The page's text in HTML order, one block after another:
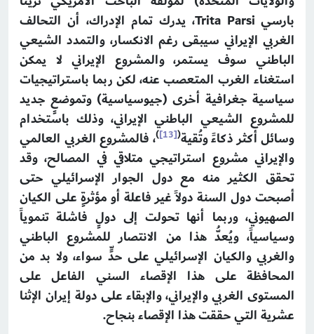
بارسي Trita Parsi، يدرك تمام الإدراك، أن التحالف
الغربي الإيراني سيبقى رغم الانكسار، والتمدد الشيعي
الباطني سوف يستمر، والمشروع الإيراني لا يمكن
استغناء الغرب المتعصب عنه، لكن ربما باستراتيجيات
سياسية جغرافية أخرى (جيوسياسية) وتموضعٍ جديد
للمشروع الشيعي الباطني الإيراني، وذلك باستخدام
وسائل أكثر ذكاءً وتُقية(
[13]
)، فالمشروع الغربي العالمي
والإيراني مشروع استراتيجي متلاقي في المصالح، وقد
تحقق الكثير منه مع دول الجوار الإسرائيلي حتى
أصبحت دول السنة دولاً غير فاعلة أو مؤثرةٍ على الكيان
الصهيوني، وربما أنها تحولت إلى دولٍ فاشلة تنموياً
وسياسياً، ويُعدُّ هذا من الانتصار للمشروع الباطني
والغربي والكيان الإسرائيلي على حدٍّ سواء، ولا بد من
المحافظة على هذا الإقصاء السني الفاعل على
المستوى الغربي والإيراني، والإبقاء على دولة إيران الإثنا
عشرية التي حققت هذا الإقصاء بنجاح.